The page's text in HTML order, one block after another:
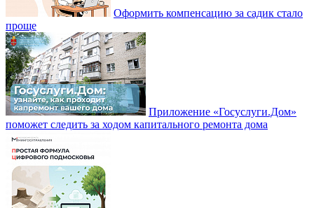
Оформить компенсацию за садик стало
проще
Приложение «Госуслуги.Дом»
поможет следить за ходом капитального ремонта дома